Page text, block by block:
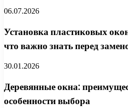
06.07.2026
Установка пластиковых
что важно знать перед
30.01.2026
Деревянные окна:
особенности выбора